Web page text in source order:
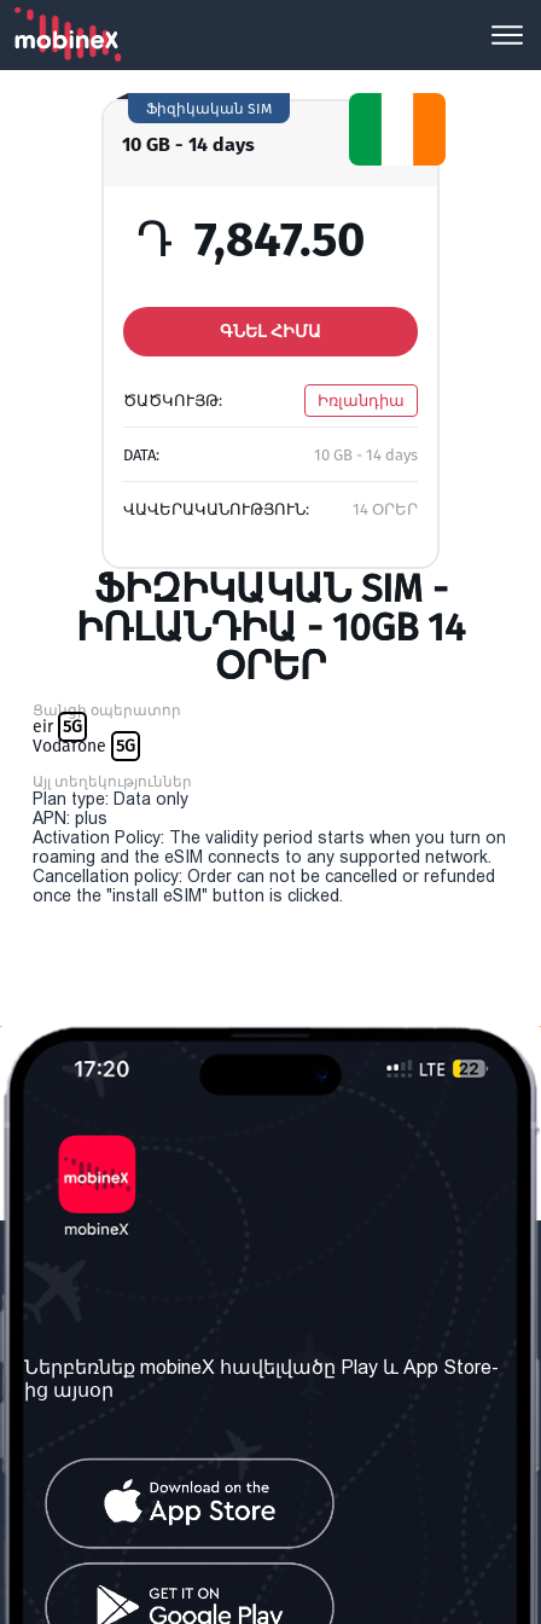
10 GB - 14 days
Ֆիզիկական SIM
Դ 7,847.50
ԳՆԵԼ ՀԻՄԱ
ԾԱԾԿՈՒՅԹ: Իռլանդիա
DATA: 10 GB - 14 days
ՎԱՎԵՐԱԿԱՆՈՒԹՅՈՒՆ: 14 ՕՐԵՐ
ՖԻԶԻԿԱԿԱՆ SIM -
ԻՌԼԱՆԴԻԱ - 10GB 14
ՕՐԵՐ
Ցանցի օպերատոր
eir 5G
Vodafone 5G
Այլ տեղեկություններ
Plan type: Data only
APN: plus
Activation Policy: The validity period starts when you turn on
roaming and the eSIM connects to any supported network.
Cancellation policy: Order can not be cancelled or refunded
once the "install eSIM" button is clicked.
Մեր մասին
Մեր ծառայությունները
Պայմաններ և դրույթներ
Հաճախ տրվող հարցեր
Կապ մեզ հետ
Միացյալ
Թագավորություն: Մենք
Տարածել
սոցիալական
ցանցում
Ներբեռնեք mobineX հավելվածը Play և App Store-
ից այսօր